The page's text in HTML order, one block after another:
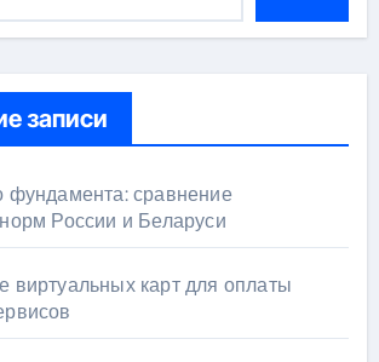
записи
фундамента: сравнение
России и Беларуси
виртуальных карт для оплаты